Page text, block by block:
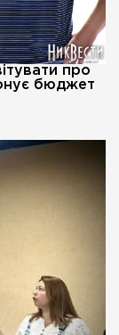
про
бюджет